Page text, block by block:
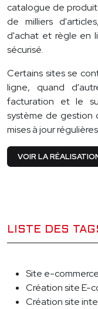
catalogue de
de milliers
d'achat et règle en
sécurisé.
Certains sites se
ligne, quand
facturation et le
système de gestion
mises à jour
VOIR LA
LISTE DES
Site e-
Création site E-
Création site